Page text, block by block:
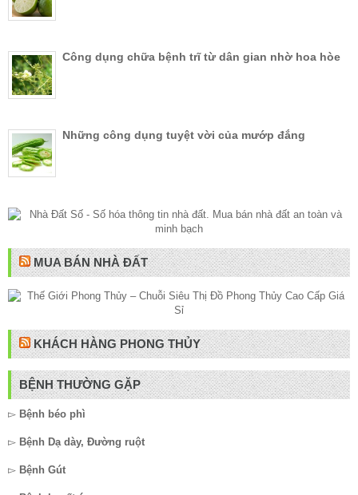
Công dụng chữa bệnh trĩ từ dân gian nhờ hoa hòe
Những công dụng tuyệt vời của mướp đắng
MUA BÁN NHÀ ĐẤT
KHÁCH HÀNG PHONG THỦY
BỆNH THƯỜNG GẶP
▻ Bệnh béo phì
▻ Bệnh Dạ dày, Đường ruột
▻ Bệnh Gút